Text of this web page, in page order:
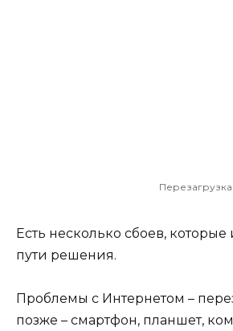
Есть несколько сбоев,
пути решения.
Проблемы с Интернетом –
позже – смартфон, планшет,